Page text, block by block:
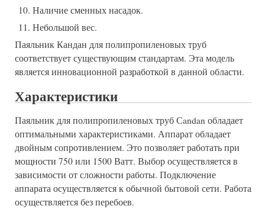
Наличие сменных насадок.
Небольшой вес.
Паяльник Кандан для полипропиленовых труб
соответствует существующим стандартам. Эта модель
является инновационной разработкой в данной области.
Характеристики
Паяльник для полипропиленовых труб Сandan обладает
оптимальными характеристиками. Аппарат обладает
двойным сопротивлением. Это позволяет работать при
мощности 750 или 1500 Ватт. Выбор осуществляется в
зависимости от сложности работы. Подключение
аппарата осуществляется к обычной бытовой сети. Работа
осуществляется без перебоев.